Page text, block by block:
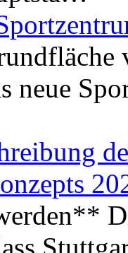
neue